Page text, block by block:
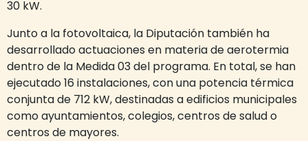
30 kW.
Junto a la fotovoltaica, la Diputación también ha
desarrollado actuaciones en materia de aerotermia
dentro de la Medida 03 del programa. En total, se han
ejecutado 16 instalaciones, con una potencia térmica
conjunta de 712 kW, destinadas a edificios municipales
como ayuntamientos, colegios, centros de salud o
centros de mayores.